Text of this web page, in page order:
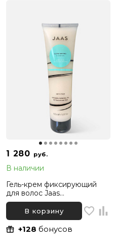
1 280 руб.
В наличии
Гель-крем фиксирующий
для волос Jaas
Styling&Finishing Blow-
Drying Slicker Gel, 150 мл
В корзину
+128 бонусов